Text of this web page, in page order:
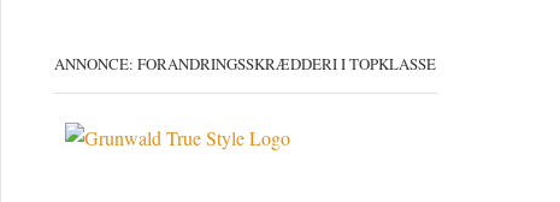
ANNONCE: FORANDRINGSSKRÆDDERI I TOPKLASSE